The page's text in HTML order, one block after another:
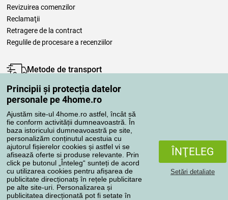
Principii și protecția datelor
personale pe 4home.ro
Ajustăm site-ul 4home.ro astfel, încât să
fie conform activității dumneavoastră. În
baza istoricului dumneavoastră pe site,
personalizăm conținutul acestuia cu
ajutorul fișierelor cookies și astfel vi se
afisează oferte si produse relevante. Prin
click pe butonul „Înteleg“ sunteți de acord
cu utilizarea cookies pentru afișarea de
publicitate direcționatș în rețele publicitare
pe alte site-uri. Personalizarea și
publicitatea direcționată pot fi setate în
ÎNŢELEG
Setări detaliate
Revizuirea comenzilor
Reclamaţii
Retragere de la contract
Regulile de procesare a recenziilor
Metode de transport
Metode de plată
Magazin de încredere